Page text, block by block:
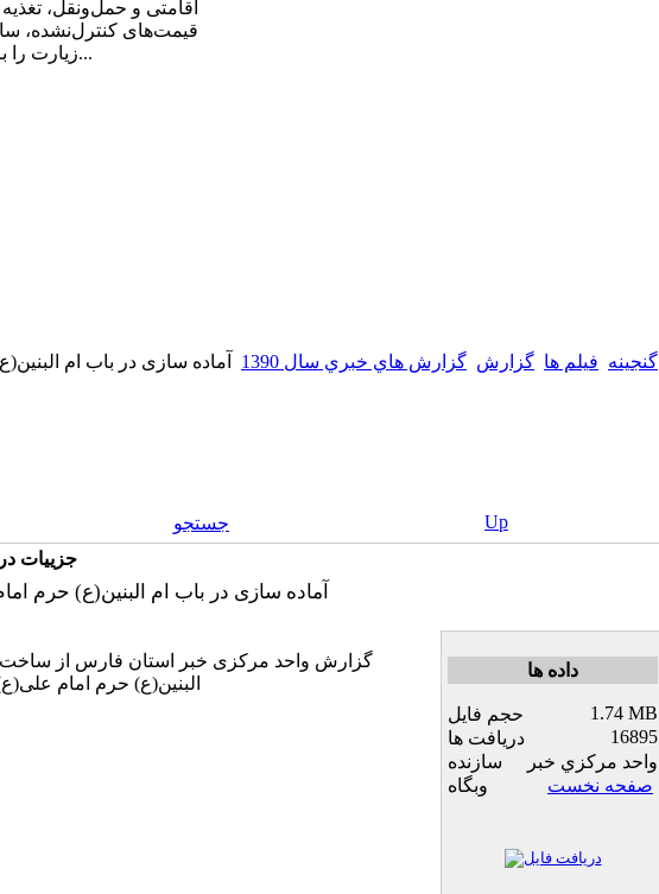
اقامتی و حمل‌ونقل،
قیمت‌های كنترل‌نشده،
زیارت را بر آن داشت...
گنجینه فيلم ها گزارش گزارش هاي خبري سال 1390
آماده سازی در باب ام
جستجو
Up
جزییات
گزارش واحد مرکزی خبر استان فارس از ساخت
البنین(ع) حرم امام
داده ها
حجم فایل
1.74 MB
دریافت ها
16895
سازنده
واحد مركزي خبر
وبگاه
صفحه نخست